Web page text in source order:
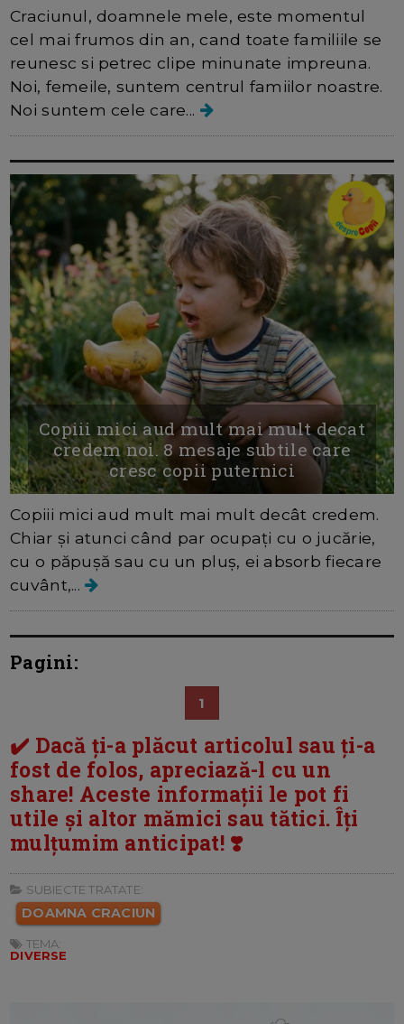
Craciunul, doamnele mele, este momentul
cel mai frumos din an, cand toate familiile se
reunesc si petrec clipe minunate impreuna.
Noi, femeile, suntem centrul famiilor noastre.
Noi suntem cele care...
Copiii mici aud mult mai mult decat
credem noi. 8 mesaje subtile care
cresc copii puternici
Copiii mici aud mult mai mult decât credem.
Chiar și atunci când par ocupați cu o jucărie,
cu o păpușă sau cu un pluș, ei absorb fiecare
cuvânt,...
Pagini:
1
✔️ Dacă ți-a plăcut articolul sau ți-a
fost de folos, apreciază-l cu un
share! Aceste informații le pot fi
utile și altor mămici sau tătici. Îți
mulțumim anticipat! ❣️
SUBIECTE TRATATE:
DOAMNA CRACIUN
TEMA:
DIVERSE